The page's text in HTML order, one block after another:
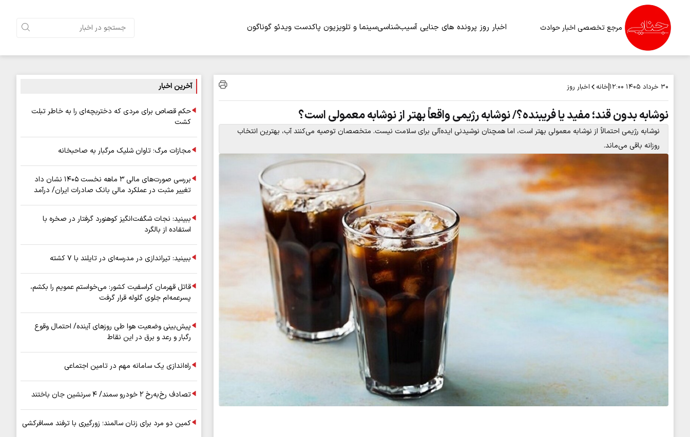
مرجع تخصصی اخبار حوادث اخبار روز پرونده های جنایی آسیب‌شناسیسینما و تلویزیون پاکدست ویدئو گوناگون
۳۰ خرداد ۱۴۰۵ ۱۲:۰۰ خانه اخبار روز
نوشابه بدون قند؛ مفید یا فریبنده؟/ نوشابه رژیمی واقعاً بهتر از نوشابه معمولی است؟
نوشابه رژیمی احتمالاً از نوشابه معمولی بهتر است، اما همچنان نوشیدنی ایده‌آلی برای سلامت نیست. متخصصان توصیه می‌کنند آب، بهترین انتخاب
روزانه باقی می‌ماند.
آخرین اخبار
حکم قصاص برای مردی که دختربچه‌ای را به خاطر تبلت
کشت
مجازات مرگ؛ تاوان شلیک مرگبار به صاحبخانه
بررسی صورت‌های مالی ۳ ماهه نخست ۱۴۰۵ نشان داد
تغییر مثبت در عملکرد مالی بانک صادرات ایران/ درآمد
ببینید: نجات شگفت‌انگیز کوهنورد گرفتار در صخره با
استفاده از بالگرد
ببینید: تیراندازی در مدرسه‌ای در تایلند با ۷ کشته
قاتل قهرمان کراسفیت کشور: می‌خواستم عمویم را بکشم،
پسرعمه‌ام جلوی گلوله قرار گرفت
پیش‌بینی وضعیت هوا طی روزهای آینده/ احتمال وقوع
رگبار و رعد و برق در این نقاط
راه‌اندازی یک سامانه مهم در تامین اجتماعی
تصادف رخ‌به‌رخ ۲ خودرو سمند/ ۴ سرنشین جان باختند
کمین دو مرد برای زنان سالمند؛ زورگیری با ترفند مسافرکشی